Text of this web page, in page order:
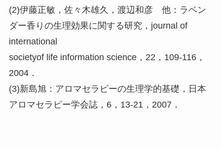
(2)伊藤正敏，佐々木雄久，渡辺和彦 他：ラベン
ダー香りの生理効果に関する研究，journal of
international
societyof life information science，22，109-116，
2004．
(3)新島旭：アロマセラピーの生理学的基礎，日本
アロマセラピー学会誌，6，13-21，2007．